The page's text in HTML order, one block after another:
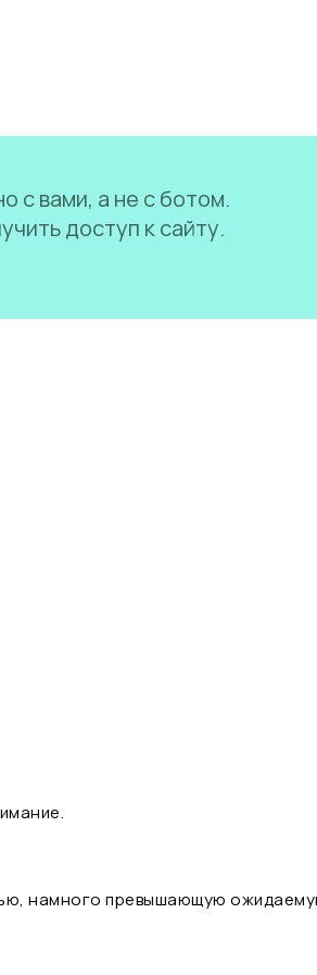
с вами, а не с ботом.
доступ к сайту.
намного превышающую